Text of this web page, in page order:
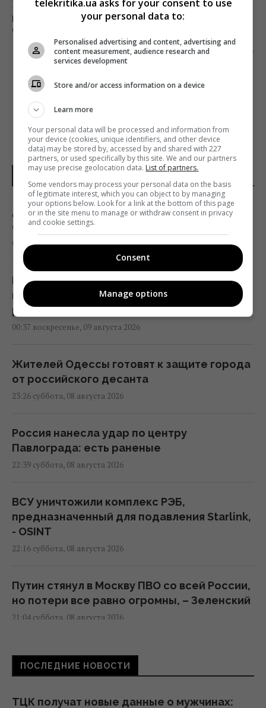
Предыдущий пост
КИНОТЕАТРЫ ЛОС-АНДЖЕЛЕСА ТАК И НЕ
ОТКРЫЛИ
Следующий пост
КОМПАНИЯ ПИТЕРА ДЖЕКСОНА WETA DIGITAL
Дерзкие удары Украины по России могут
сыграть на руку Путину, - The Times
01:23 воскресенье, 09 августа 2026
Россия может применить ядерное оружие
против Украины: в МИД Турции назвали
реальное условие
00:37 воскресенье, 09 августа 2026
Жителей Одессы готовят к защите города
от российского десанта
23:26 суббота, 08 августа 2026
Россия нанесла удар по центру
Павлограда: есть раненые
22:39 суббота, 08 августа 2026
ВСУ уничтожили комплекс РЭБ,
предназначенный для подавления Starlink,
- OSINT
22:16 суббота, 08 августа 2026
Путин стянул в Москву ПВО со всей России,
но потери все равно огромны, – Зеленский
21:04 суббота, 08 августа 2026
Скрытая мобилизация и манипуляции:
Зеленский раскрыл дальнейшие планы
20:50 суббота, 08 августа 2026
ПОСЛЕДНИЕ НОВОСТИ
ТЦК получат новые данные о мужчинах:
telekritika.ua asks for your consent to use
your personal data to:
Personalised advertising and content, advertising and
content measurement, audience research and
services development
Store and/or access information on a device
Learn more
Your personal data will be processed and information from
your device (cookies, unique identifiers, and other device
data) may be stored by, accessed by and shared with 227
partners, or used specifically by this site. We and our partners
may use precise geolocation data. List of partners.
Some vendors may process your personal data on the basis
of legitimate interest, which you can object to by managing
your options below. Look for a link at the bottom of this page
or in the site menu to manage or withdraw consent in privacy
and cookie settings.
Consent
Manage options